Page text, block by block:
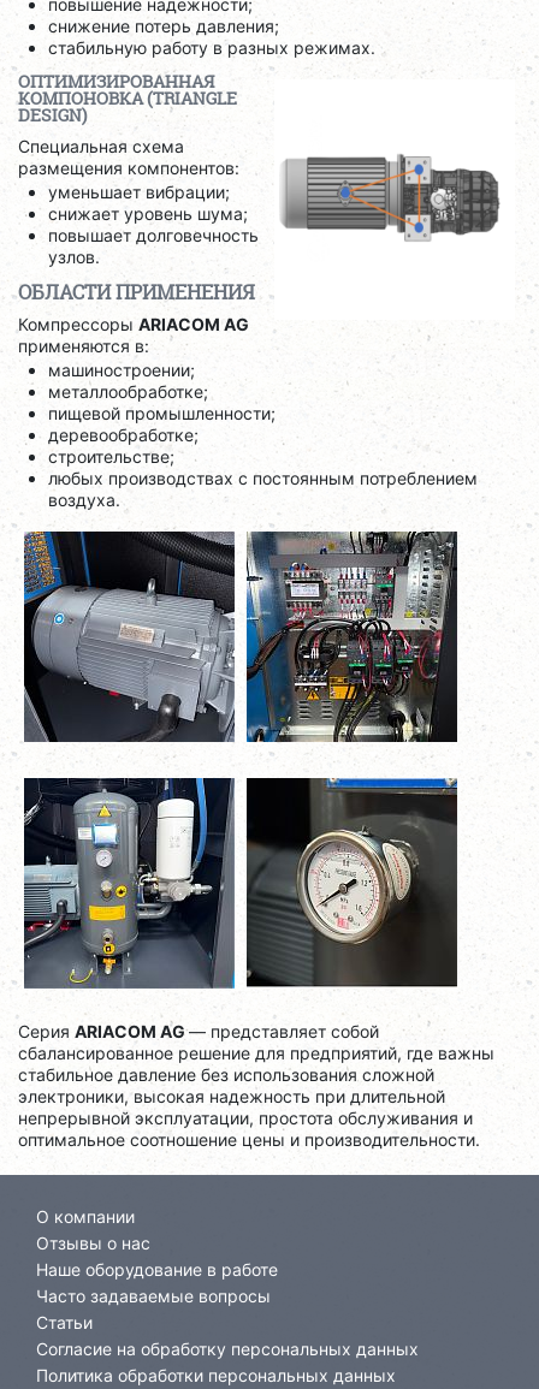
повышение надежности;
снижение потерь давления;
стабильную работу в разных режимах.
ОПТИМИЗИРОВАННАЯ
КОМПОНОВКА (TRIANGLE
DESIGN)
Специальная схема
размещения компонентов:
уменьшает вибрации;
снижает уровень шума;
повышает долговечность
узлов.
ОБЛАСТИ ПРИМЕНЕНИЯ
Компрессоры ARIACOM AG
применяются в:
машиностроении;
металлообработке;
пищевой промышленности;
деревообработке;
строительстве;
любых производствах с постоянным потреблением
воздуха.
Серия ARIACOM AG— представляет собой
сбалансированное решение для предприятий, где важны
стабильное давление без использования сложной
электроники, высокая надежность при длительной
непрерывной эксплуатации, простота обслуживания и
оптимальное соотношение цены и производительности.
О компании
Отзывы о нас
Наше оборудование в работе
Часто задаваемые вопросы
Статьи
Согласие на обработку персональных данных
Политика обработки персональных данных